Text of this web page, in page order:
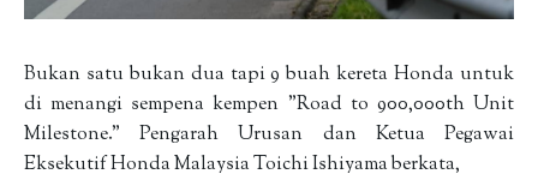
Bukan satu bukan dua tapi 9 buah kereta Honda untuk
di menangi sempena kempen "Road to 900,000th Unit
Milestone." Pengarah Urusan dan Ketua Pegawai
Eksekutif Honda Malaysia Toichi Ishiyama berkata,